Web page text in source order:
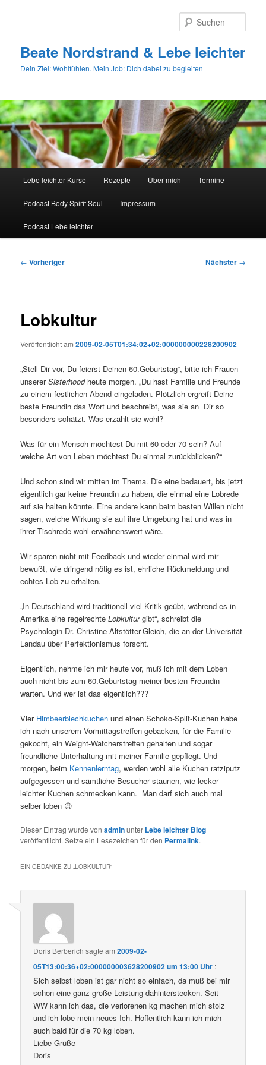
Beate Nordstrand & Lebe leichter
Dein Ziel: Wohlfühlen. Mein Job: Dich dabei zu begleiten
Lebe leichter Kurse Rezepte Über mich Termine
Podcast Body Spirit Soul Impressum
Podcast Lebe leichter
Beitragsnavigation
← Vorheriger Nächster →
Lobkultur
Veröffentlicht am2009-02-05T01:34:02+02:000000000228200902
„Stell Dir vor, Du feierst Deinen 60.Geburtstag“, bitte ich Frauen
unsererSisterhoodheute morgen. „Du hast Familie und Freunde
zu einem festlichen Abend eingeladen. Plötzlich ergreift Deine
beste Freundin das Wort und beschreibt, was sie an Dir so
besonders schätzt. Was erzählt sie wohl?
Was für ein Mensch möchtest Du mit 60 oder 70 sein? Auf
welche Art von Leben möchtest Du einmal zurückblicken?“
Und schon sind wir mitten im Thema. Die eine bedauert, bis jetzt
eigentlich gar keine Freundin zu haben, die einmal eine Lobrede
auf sie halten könnte. Eine andere kann beim besten Willen nicht
sagen, welche Wirkung sie auf ihre Umgebung hat und was in
ihrer Tischrede wohl erwähnenswert wäre.
Wir sparen nicht mit Feedback und wieder einmal wird mir
bewußt, wie dringend nötig es ist, ehrliche Rückmeldung und
echtes Lob zu erhalten.
„In Deutschland wird traditionell viel Kritik geübt, während es in
Amerika eine regelrechteLobkulturgibt“, schreibt die
Psychologin Dr. Christine Altstötter-Gleich, die an der Universität
Landau über Perfektionismus forscht.
Eigentlich, nehme ich mir heute vor, muß ich mit dem Loben
auch nicht bis zum 60.Geburtstag meiner besten Freundin
warten. Und wer ist das eigentlich???
Vier Himbeerblechkuchen und einen Schoko-Split-Kuchen habe
ich nach unserem Vormittagstreffen gebacken, für die Familie
gekocht, ein Weight-Watcherstreffen gehalten und sogar
freundliche Unterhaltung mit meiner Familie gepflegt. Und
morgen, beim Kennenlerntag, werden wohl alle Kuchen ratziputz
aufgegessen und sämtliche Besucher staunen, wie lecker
leichter Kuchen schmecken kann. Man darf sich auch mal
selber loben 😉
Dieser Eintrag wurde vonadminunter Lebe leichter Blog
veröffentlicht. Setze ein Lesezeichen für den Permalink.
EIN GEDANKE ZU „LOBKULTUR“
Doris Berberich sagte am2009-02-
05T13:00:36+02:000000003628200902 um 13:00 Uhr :
Sich selbst loben ist gar nicht so einfach, da muß bei mir
schon eine ganz große Leistung dahinterstecken. Seit
WW kann ich das, die verlorenen kg machen mich stolz
und ich lobe mein neues Ich. Hoffentlich kann ich mich
auch bald für die 70 kg loben.
Liebe Grüße
Doris